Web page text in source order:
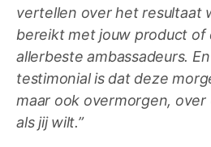
vertellen over het resultaat
bereikt met jouw product of
allerbeste ambassadeurs.
testimonial is dat deze
maar ook overmorgen, over
als jij wilt.”